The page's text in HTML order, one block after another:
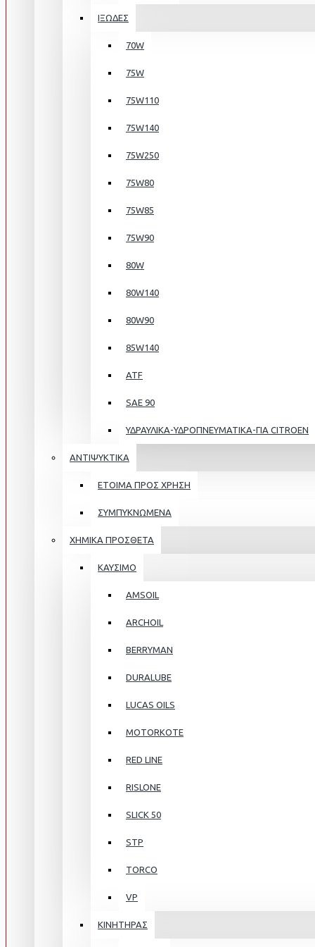
ΙΞΩΔΕΣ
70W
75W
75W110
75W140
75W250
75W80
75W85
75W90
80W
80W140
80W90
85W140
ATF
SAE 90
ΥΔΡΑΥΛΙΚΑ-ΥΔΡΟΠΝΕΥΜΑΤΙΚΑ-ΓΙΑ CITROEN
ΑΝΤΙΨΥΚΤΙΚΑ
ΕΤΟΙΜΑ ΠΡΟΣ ΧΡΗΣΗ
ΣΥΜΠΥΚΝΩΜΕΝΑ
ΧΗΜΙΚΑ ΠΡΟΣΘΕΤΑ
ΚΑΥΣΙΜΟ
AMSOIL
ARCHOIL
BERRYMAN
DURALUBE
LUCAS OILS
MOTORKOTE
RED LINE
RISLONE
SLICK 50
STP
TORCO
VP
ΚΙΝΗΤΗΡΑΣ